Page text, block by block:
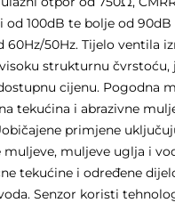
od 100dB te bolje od
60Hz/50Hz. Tijelo ventila
strukturnu
cijenu. Pogodna
tekućina i abrazivne
primjene
muljeve, muljeve uglja i
tekućine i određene
Senzor koristi